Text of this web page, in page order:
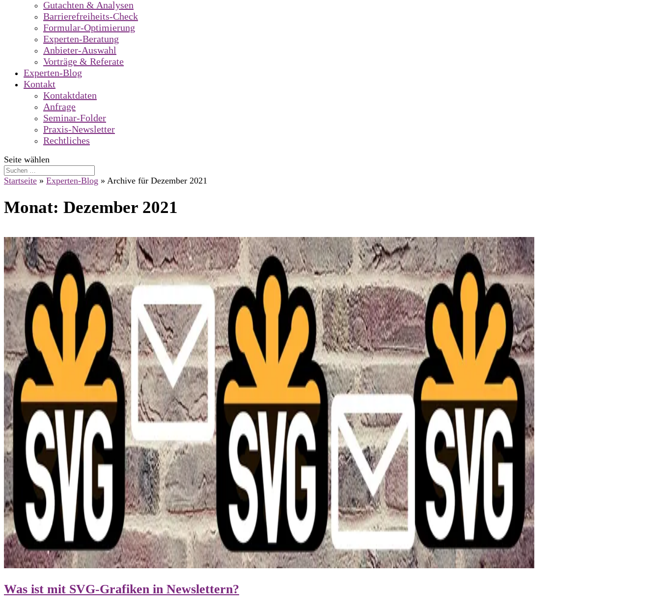
Gutachten & Analysen
Barrierefreiheits-Check
Formular-Optimierung
Experten-Beratung
Anbieter-Auswahl
Vorträge & Referate
Experten-Blog
Kontakt
Kontaktdaten
Anfrage
Seminar-Folder
Praxis-Newsletter
Rechtliches
Seite wählen
Startseite » Experten-Blog » Archive für Dezember 2021
Monat: Dezember 2021
Was ist mit SVG-Grafiken in Newslettern?